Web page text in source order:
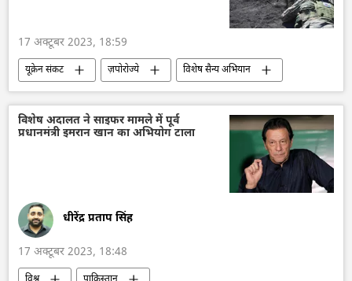
17 अक्टूबर 2023, 18:59
यूक्रेन संकट ज़पोरोज्ये
विशेष सैन्य अभियान
रूसी सैन्य तकनीक
रूसी सेना
रूस
यूक्रेन का जवाबी हमला
यूक्रेन
यूक्रेन सशस्त्र बल
डोनेट्स्क पीपुल्स रिपब्लिक
विशेष अदालत ने साइफर मामले में पूर्व
प्रधानमंत्री इमरान खान का अभियोग टाला
धीरेंद्र प्रताप सिंह
17 अक्टूबर 2023, 18:48